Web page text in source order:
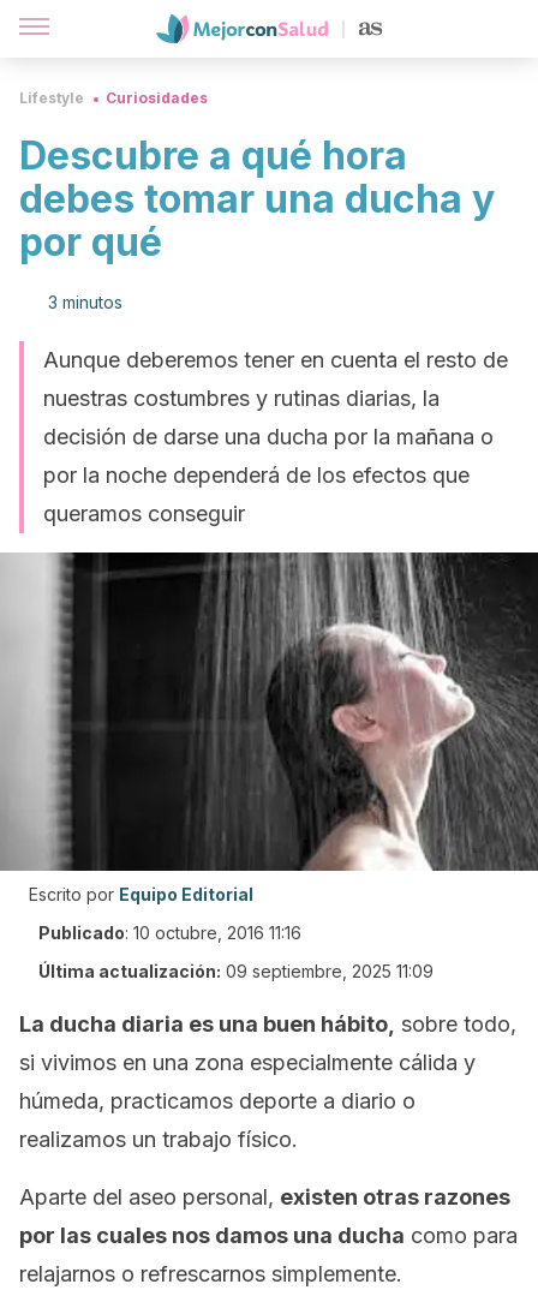
Lifestyle Curiosidades
Descubre a qué hora
debes tomar una ducha y
por qué
3 minutos
Aunque deberemos tener en cuenta el resto de
nuestras costumbres y rutinas diarias, la
decisión de darse una ducha por la mañana o
por la noche dependerá de los efectos que
queramos conseguir
Escrito por Equipo Editorial
Publicado: 10 octubre, 2016 11:16
Última actualización: 09 septiembre, 2025 11:09
La ducha diaria es una buen hábito, sobre todo,
si vivimos en una zona especialmente cálida y
húmeda, practicamos deporte a diario o
realizamos un trabajo físico.
Aparte del aseo personal, existen otras razones
por las cuales nos damos una ducha como para
relajarnos o refrescarnos simplemente.